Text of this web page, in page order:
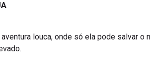
louca, onde só ela pode salvar